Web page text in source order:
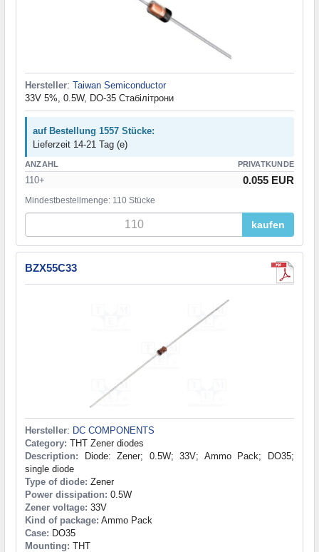
Hersteller: Taiwan Semiconductor
33V 5%, 0.5W, DO-35 Стабілітрони
auf Bestellung 1557 Stücke:
Lieferzeit 14-21 Tag (e)
ANZAHL PRIVATKUNDE
110+ 0.055 EUR
Mindestbestellmenge: 110 Stücke
kaufen
BZX55C33
Hersteller: DC COMPONENTS
Category: THT Zener diodes
Description: Diode: Zener; 0.5W; 33V; Ammo Pack; DO35;
single diode
Type of diode: Zener
Power dissipation: 0.5W
Zener voltage: 33V
Kind of package: Ammo Pack
Case: DO35
Mounting: THT